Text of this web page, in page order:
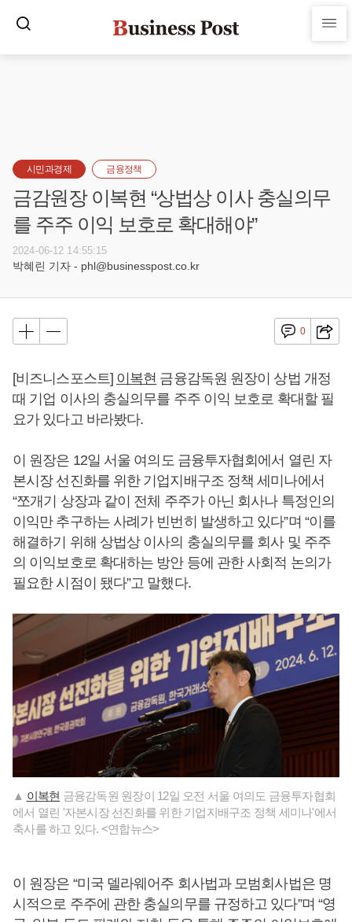
시민과경제 금융정책
금감원장 이복현 “상법상 이사 충실의무
를 주주 이익 보호로 확대해야”
2024-06-12 14:55:15
박혜린 기자 - phl@businesspost.co.kr
0
[비즈니스포스트] 이복현 금융감독원 원장이 상법 개정
때 기업 이사의 충실의무를 주주 이익 보호로 확대할 필
요가 있다고 바라봤다.
이 원장은 12일 서울 여의도 금융투자협회에서 열린 자
본시장 선진화를 위한 기업지배구조 정책 세미나에서
“쪼개기 상장과 같이 전체 주주가 아닌 회사나 특정인의
이익만 추구하는 사례가 빈번히 발생하고 있다”며 “이를
해결하기 위해 상법상 이사의 충실의무를 회사 및 주주
의 이익보호로 확대하는 방안 등에 관한 사회적 논의가
필요한 시점이 됐다”고 말했다.
▲ 이복현 금융감독원 원장이 12일 오전 서울 여의도 금융투자협회
에서 열린 '자본시장 선진화를 위한 기업지배구조 정책 세미나'에서
축사를 하고 있다. <연합뉴스>
이 원장은 “미국 델라웨어주 회사법과 모범회사법은 명
시적으로 주주에 관한 충실의무를 규정하고 있다”며 “영